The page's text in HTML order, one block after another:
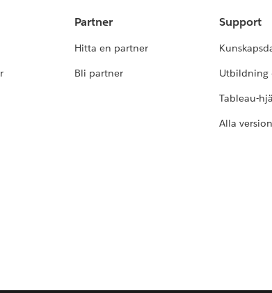
Partner
Hitta en partner
Bli partner
Support
Utbildning
Tableau-
Alla